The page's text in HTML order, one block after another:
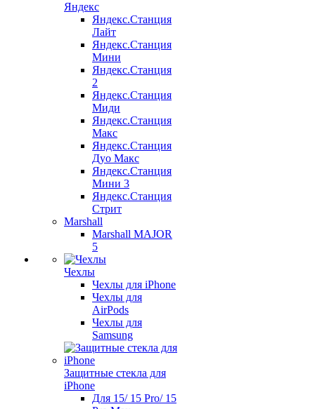
Яндекс
Яндекс.Станция
Лайт
Яндекс.Станция
Мини
Яндекс.Станция
2
Яндекс.Станция
Миди
Яндекс.Станция
Макс
Яндекс.Станция
Дуо Макс
Яндекс.Станция
Мини 3
Яндекс.Станция
Стрит
Marshall
Marshall MAJOR
5
Чехлы
Чехлы для iPhone
Чехлы для
AirPods
Чехлы для
Samsung
Защитные стекла для
iPhone
Для 15/ 15 Pro/ 15